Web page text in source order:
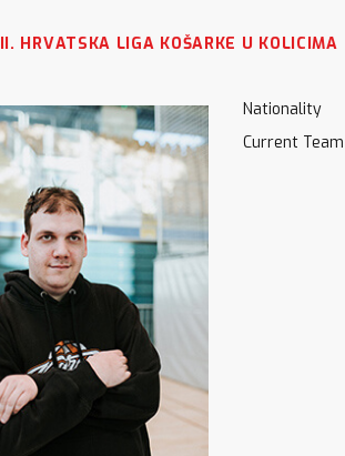
II. HRVATSKA LIGA KOŠARKE U KOLICIMA
Nationality
Current Team